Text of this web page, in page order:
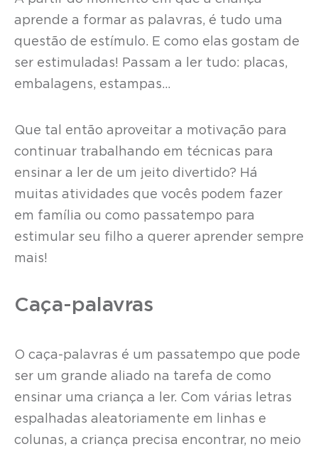
aprende a formar as palavras, é tudo uma
questão de estímulo. E como elas gostam de
ser estimuladas! Passam a ler tudo: placas,
embalagens, estampas…
Que tal então aproveitar a motivação para
continuar trabalhando em técnicas para
ensinar a ler de um jeito divertido? Há
muitas atividades que vocês podem fazer
em família ou como passatempo para
estimular seu filho a querer aprender sempre
mais!
Caça-palavras
O caça-palavras é um passatempo que pode
ser um grande aliado na tarefa de como
ensinar uma criança a ler. Com várias letras
espalhadas aleatoriamente em linhas e
colunas, a criança precisa encontrar, no meio